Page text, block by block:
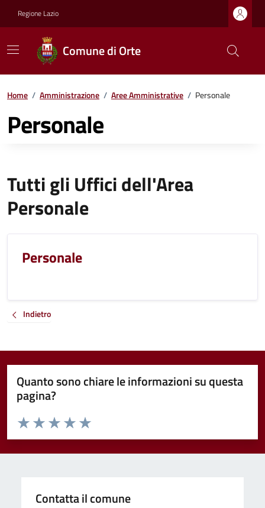
Regione Lazio
Comune di Orte
Home / Amministrazione / Aree Amministrative / Personale
Personale
Tutti gli Uffici dell'Area
Personale
Personale
Indietro
Quanto sono chiare le informazioni su questa
pagina?
Valuta da 1 a 5 stelle la pagina
Valuta 5 stelle su 5
Valuta 4 stelle su 5
Valuta 3 stelle su 5
Valuta 2 stelle su 5
Valuta 1 stelle su 5
Contatta il comune